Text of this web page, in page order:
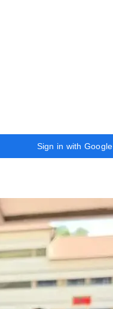
Sign in with Google